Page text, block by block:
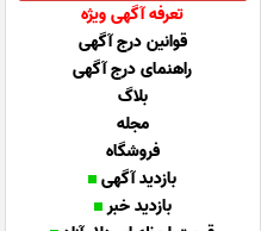
تعرفه آگهی ویژه
قوانین درج آگهی
راهنمای درج آگهی
بلاگ
مجله
فروشگاه
بازدید آگهی
بازدید خبر